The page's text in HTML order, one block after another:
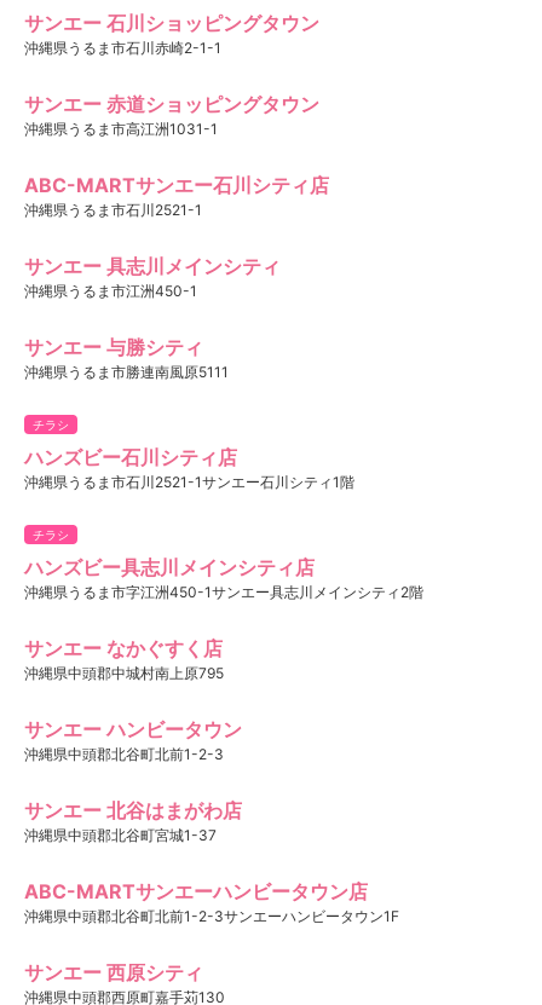
サンエー 石川ショッピングタウン
沖縄県うるま市石川赤崎2-1-1
サンエー 赤道ショッピングタウン
沖縄県うるま市高江洲1031-1
ABC-MARTサンエー石川シティ店
沖縄県うるま市石川2521-1
サンエー 具志川メインシティ
沖縄県うるま市江洲450-1
サンエー 与勝シティ
沖縄県うるま市勝連南風原5111
チラシ
ハンズビー石川シティ店
沖縄県うるま市石川2521-1サンエー石川シティ1階
チラシ
ハンズビー具志川メインシティ店
沖縄県うるま市字江洲450­-1サンエー具志川メインシティ2階
サンエー なかぐすく店
沖縄県中頭郡中城村南上原795
サンエー ハンビータウン
沖縄県中頭郡北谷町北前1-2-3
サンエー 北谷はまがわ店
沖縄県中頭郡北谷町宮城1-37
ABC-MARTサンエーハンビータウン店
沖縄県中頭郡北谷町北前1-2-3サンエーハンビータウン1F
サンエー 西原シティ
沖縄県中頭郡西原町嘉手苅130